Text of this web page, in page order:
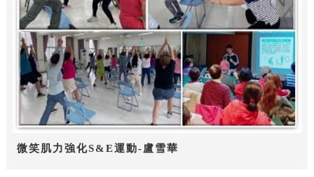
微笑肌力強化S&E運動-盧雪華